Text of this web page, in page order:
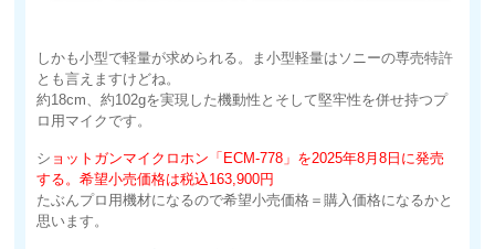
しかも小型で軽量が求められる。ま小型軽量はソニーの専売特許
とも言えますけどね。
約18cm、約102gを実現した機動性とそして堅牢性を併せ持つプ
ロ用マイクです。
シ ョットガンマイクロホン「ECM-778」を2025年8月8日に発売
する。希望小売価格は税込163,900円
たぶんプロ用機材になるので希望小売価格＝購入価格になるかと
思います。